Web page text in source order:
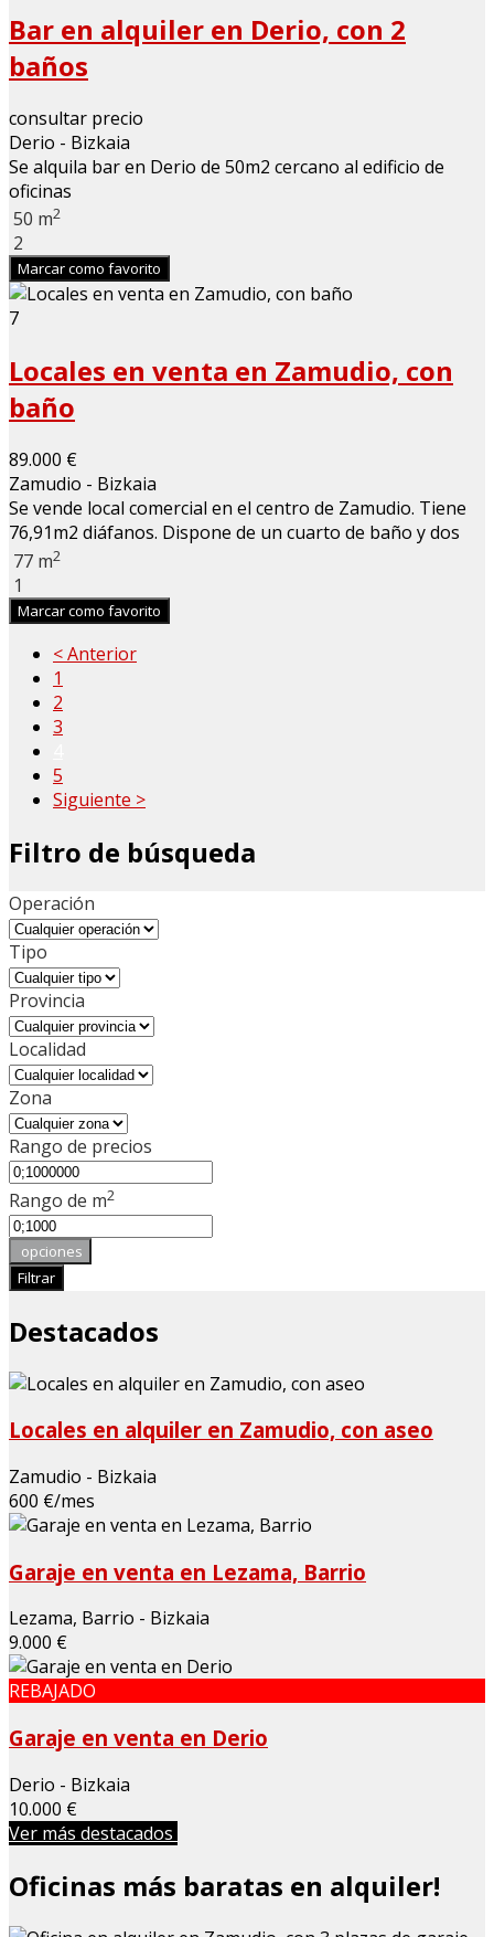
Bar en alquiler en Derio, con 2
baños
consultar precio
Derio - Bizkaia
Se alquila bar en Derio de 50m2 cercano al edificio de
oficinas
50 m2
2
Marcar como favorito
7
Locales en venta en Zamudio, con
baño
89.000 €
Zamudio - Bizkaia
Se vende local comercial en el centro de Zamudio. Tiene
76,91m2 diáfanos. Dispone de un cuarto de baño y dos
77 m2
1
Marcar como favorito
< Anterior
1
2
3
5
Siguiente >
Filtro de búsqueda
Operación
Tipo
Provincia
Localidad
Zona
Rango de precios
Rango de m2
opciones
Filtrar
Destacados
Locales en alquiler en Zamudio, con aseo
Zamudio - Bizkaia
600 €/mes
Garaje en venta en Lezama, Barrio
Lezama, Barrio - Bizkaia
9.000 €
REBAJADO
Garaje en venta en Derio
Derio - Bizkaia
10.000 €
Ver más destacados
Oficinas más baratas en alquiler!